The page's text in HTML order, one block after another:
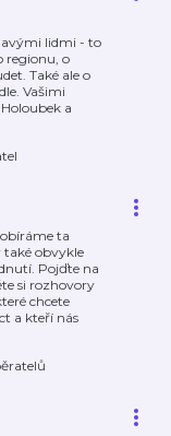
lidmi - to
regionu, o
Také ale o
Vašimi
a
ta
také obvykle
Pojďte na
si rozhovory
chcete
a kteří nás